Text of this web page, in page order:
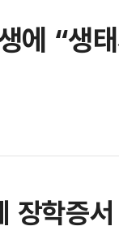
에 “생
학증서